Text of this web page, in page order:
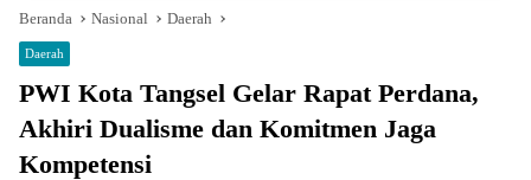
Beranda Nasional Daerah
Daerah
PWI Kota Tangsel Gelar Rapat Perdana,
Akhiri Dualisme dan Komitmen Jaga
Kompetensi